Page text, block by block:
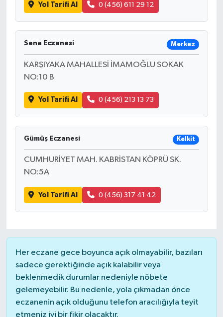
Yol Tarifi Al 0 (456) 611 29 12
Sena Eczanesi Merkez
KARŞIYAKA MAHALLESİ İMAMOĞLU SOKAK
NO:10 B
Yol Tarifi Al 0 (456) 213 13 73
Gümüş Eczanesi Kelkit
CUMHURİYET MAH. KABRİSTAN KÖPRÜ SK.
NO:5A
Yol Tarifi Al 0 (456) 317 41 42
Her eczane gece boyunca açık olmayabilir, bazıları
sadece gerektiğinde açık kalabilir veya
beklenmedik durumlar nedeniyle nöbete
gelemeyebilir. Bu nedenle, yola çıkmadan önce
eczanenin açık olduğunu telefon aracılığıyla teyit
etmeniz iyi bir fikir olacaktır.